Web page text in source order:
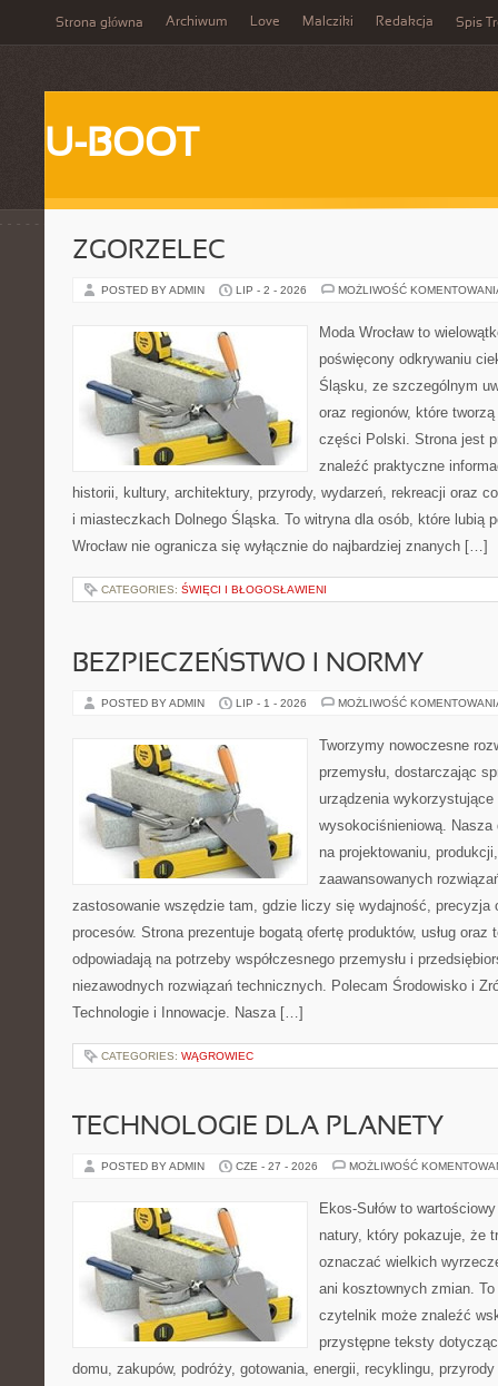
Strona główna Archiwum Love Malcziki Redakcja Spis
U-BOOT
ZGORZELEC
POSTED BY ADMIN LIP - 2 - 2026 MOŻLIWOŚĆ
Moda Wrocław to
poświęcony odkrywaniu
Śląsku, ze szczególnym
oraz regionów, które
części Polski. Strona jest
znaleźć praktyczne
historii, kultury, architektury, przyrody, wydarzeń, rekreacji oraz
i miasteczkach Dolnego Śląska. To witryna dla osób, które lubią
Wrocław nie ogranicza się wyłącznie do najbardziej znanych […]
CATEGORIES: ŚWIĘCI I BŁOGOSŁAWIENI
BEZPIECZEŃSTWO I NORMY
POSTED BY ADMIN LIP - 1 - 2026 MOŻLIWOŚĆ
Tworzymy nowoczesne
przemysłu, dostarczając
urządzenia wykorzystujące
wysokociśnieniową. Nasza
na projektowaniu,
zaawansowanych
zastosowanie wszędzie tam, gdzie liczy się wydajność, precyzja
procesów. Strona prezentuje bogatą ofertę produktów, usług oraz
odpowiadają na potrzeby współczesnego przemysłu i
niezawodnych rozwiązań technicznych. Polecam Środowisko i
Technologie i Innowacje. Nasza […]
CATEGORIES: WĄGROWIEC
TECHNOLOGIE DLA PLANETY
POSTED BY ADMIN CZE - 27 - 2026 MOŻLIWOŚĆ
Ekos-Sułów to
natury, który pokazuje, że
oznaczać wielkich
ani kosztownych zmian.
czytelnik może znaleźć
przystępne teksty
domu, zakupów, podróży, gotowania, energii, recyklingu,